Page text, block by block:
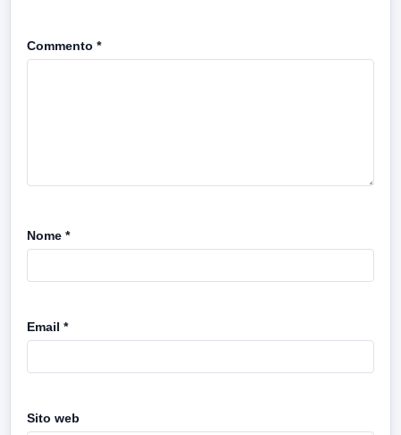
Commento *
Nome *
Email *
Sito web